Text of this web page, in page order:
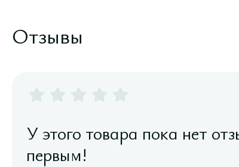
Отзывы
У этого товара пока нет
первым!